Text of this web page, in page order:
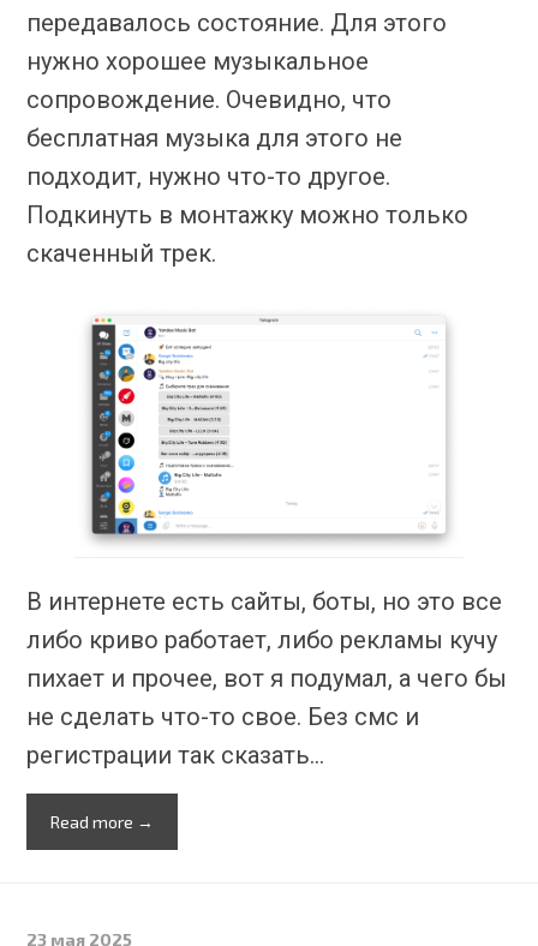
передавалось состояние. Для этого
нужно хорошее музыкальное
сопровождение. Очевидно, что
бесплатная музыка для этого не
подходит, нужно что-то другое.
Подкинуть в монтажку можно только
скаченный трек.
В интернете есть сайты, боты, но это все
либо криво работает, либо рекламы кучу
пихает и прочее, вот я подумал, а чего бы
не сделать что-то свое. Без смс и
регистрации так сказать…
Read more →
23 мая 2025